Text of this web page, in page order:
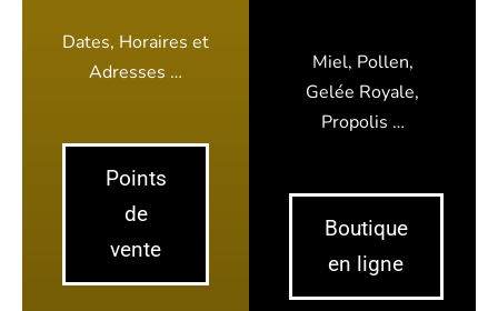
Dates, Horaires et
Adresses …
Points
de
vente
Miel, Pollen,
Gelée Royale,
Propolis …
Boutique
en ligne